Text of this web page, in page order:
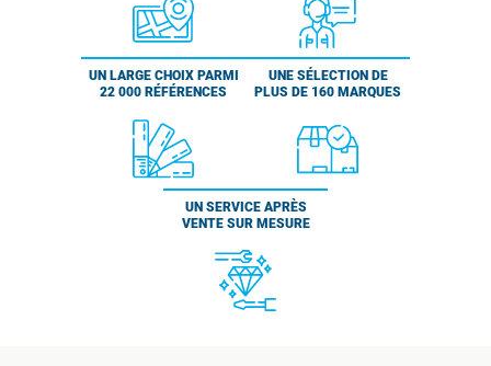
UN LARGE CHOIX PARMI
22 000 RÉFÉRENCES
UNE SÉLECTION DE
PLUS DE 160 MARQUES
UN SERVICE APRÈS
VENTE SUR MESURE